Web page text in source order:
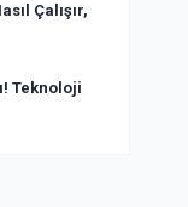
Çalışır,
Teknoloji